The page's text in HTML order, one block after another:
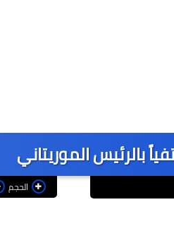
بالرئيس الموريتاني
الحجم